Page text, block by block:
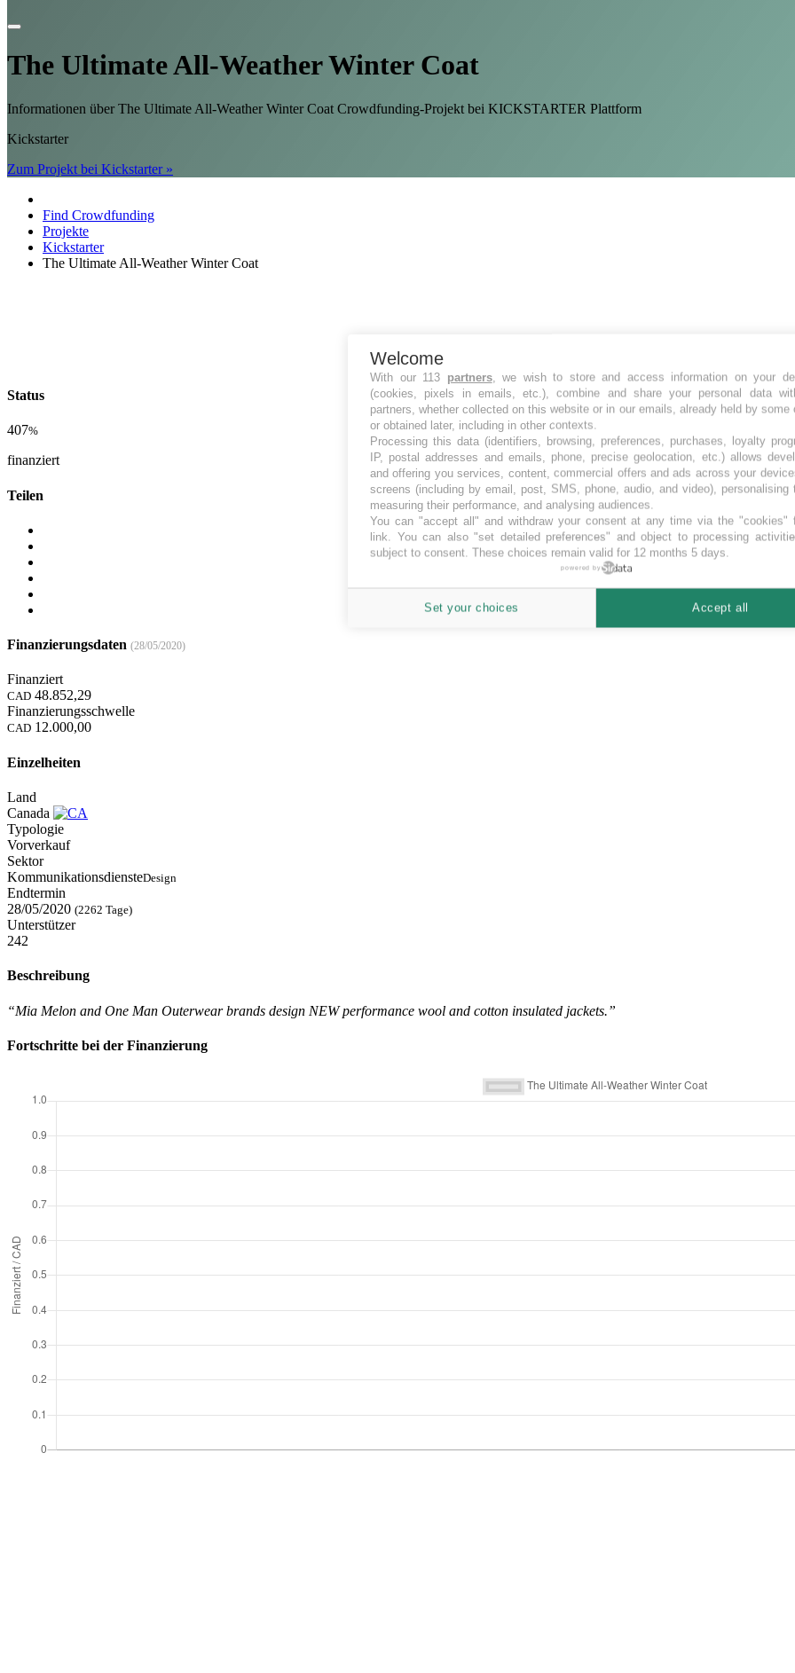
The Ultimate All-Weather Winter Coat
Informationen über The Ultimate All-Weather Winter Coat Crowdfunding-Projekt bei KICKSTARTER Plattform
Kickstarter
Zum Projekt bei Kickstarter »
Find Crowdfunding
Projekte
Kickstarter
The Ultimate All-Weather Winter Coat
Status
407%
finanziert
Teilen
Finanzierungsdaten (28/05/2020)
Finanziert
CAD 48.852,29
Finanzierungsschwelle
CAD 12.000,00
Einzelheiten
Land
Canada
Typologie
Vorverkauf
Sektor
KommunikationsdiensteDesign
Endtermin
28/05/2020 (2262 Tage)
Unterstützer
242
Beschreibung
“Mia Melon and One Man Outerwear brands design NEW performance wool and cotton insulated jackets.”
Fortschritte bei der Finanzierung
Welcome
With our 113 partners, we wish to store and access information on your
(cookies, pixels in emails, etc.), combine and share your personal data
partners, whether collected on this website or in our emails, already held by some
or obtained later, including in other contexts.
Processing this data (identifiers, browsing, preferences, purchases, loyalty
IP, postal addresses and emails, phone, precise geolocation, etc.) allows
and offering you services, content, commercial offers and ads across your
screens (including by email, post, SMS, phone, audio, and video), personalising
measuring their performance, and analysing audiences.
You can "accept all" and withdraw your consent at any time via the "cookies"
link. You can also "set detailed preferences" and object to processing
subject to consent. These choices remain valid for 12 months 5 days.
powered by
Set your choices Accept all